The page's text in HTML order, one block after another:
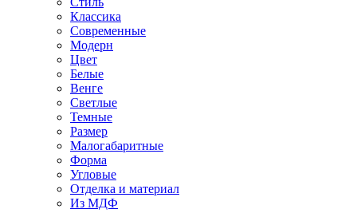
Классика
Современные
Модерн
Цвет
Белые
Венге
Светлые
Темные
Размер
Малогабаритные
Форма
Угловые
Отделка и материал
Из МДФ